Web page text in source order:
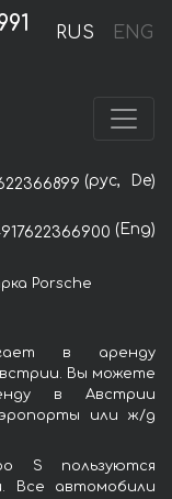
RUS ENG
(рус, De)
(Eng)
Porsche
в аренду
Вы можете
в Австрии
или ж/д
S пользуются
Все автомобили